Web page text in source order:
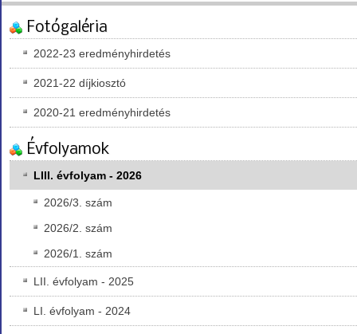
Fotógaléria
2022-23 eredményhirdetés
2021-22 díjkiosztó
2020-21 eredményhirdetés
Évfolyamok
LIII. évfolyam - 2026
2026/3. szám
2026/2. szám
2026/1. szám
LII. évfolyam - 2025
LI. évfolyam - 2024